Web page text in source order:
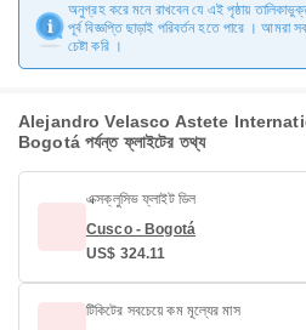
অনুগ্রহ করে মনে রাখবেন যে এই পৃষ্ঠায়
পূর্ব বিজ্ঞপ্তি ছাড়াই পরিবর্তন হতে পারে । আমরা
চেষ্টা করি ।
Alejandro Velasco Astete
Bogotá পর্যন্ত ফ্লাইটের তথ্য
এক্সক্লুসিভ ফ্লাইট ডিল
Cusco - Bogotá
US$ 324.11
টিকিটের সবচেয়ে কম মূল্যের মাস